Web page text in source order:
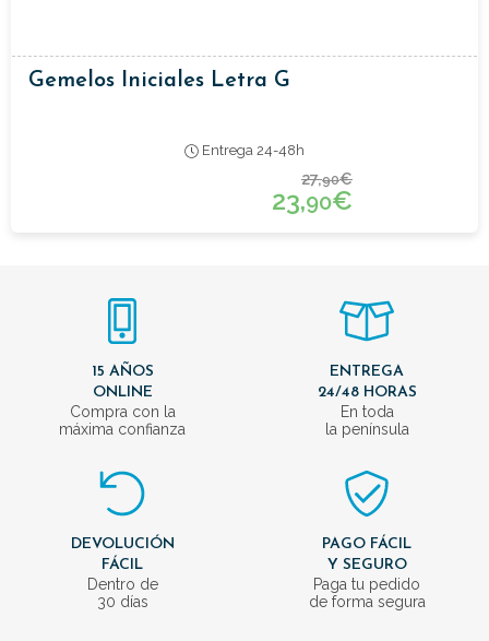
Gemelos Iniciales Letra G
Entrega 24-48h
27,90€
23,90€
15 AÑOS
ONLINE
Compra con la
máxima confianza
ENTREGA
24/48 HORAS
En toda
la península
DEVOLUCIÓN
FÁCIL
Dentro de
30 días
PAGO FÁCIL
Y SEGURO
Paga tu pedido
de forma segura